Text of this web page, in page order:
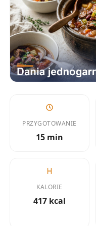
PRZYGOTOWANIE
15 min
KALORIE
417 kcal